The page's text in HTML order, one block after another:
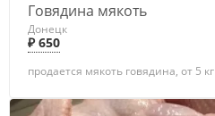
Говядина мякоть
Донецк
₽ 650
продается мякоть говядина, от 5 кг